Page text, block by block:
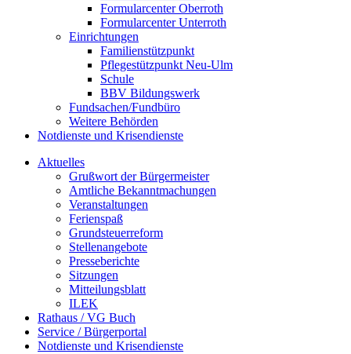
Formularcenter Oberroth
Formularcenter Unterroth
Einrichtungen
Familienstützpunkt
Pflegestützpunkt Neu-Ulm
Schule
BBV Bildungswerk
Fundsachen/Fundbüro
Weitere Behörden
Notdienste und Krisendienste
Aktuelles
Grußwort der Bürgermeister
Amtliche Bekanntmachungen
Veranstaltungen
Ferienspaß
Grundsteuerreform
Stellenangebote
Presseberichte
Sitzungen
Mitteilungsblatt
ILEK
Rathaus / VG Buch
Service / Bürgerportal
Notdienste und Krisendienste